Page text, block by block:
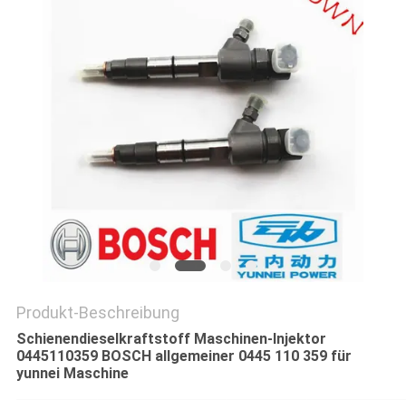
SITEMAP
POLICY
Produkt-Beschreibung
Schienendieselkraftstoff Maschinen-Injektor
0445110359 BOSCH allgemeiner 0445 110 359 für
yunnei Maschine